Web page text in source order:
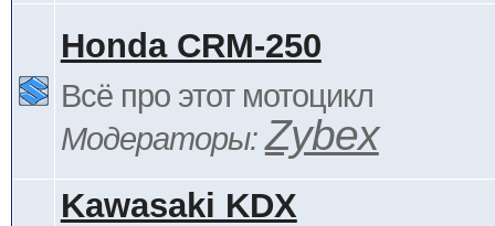
Honda CRM-250
Всё про этот мотоцикл
Модераторы:Zybex
Kawasaki KDX